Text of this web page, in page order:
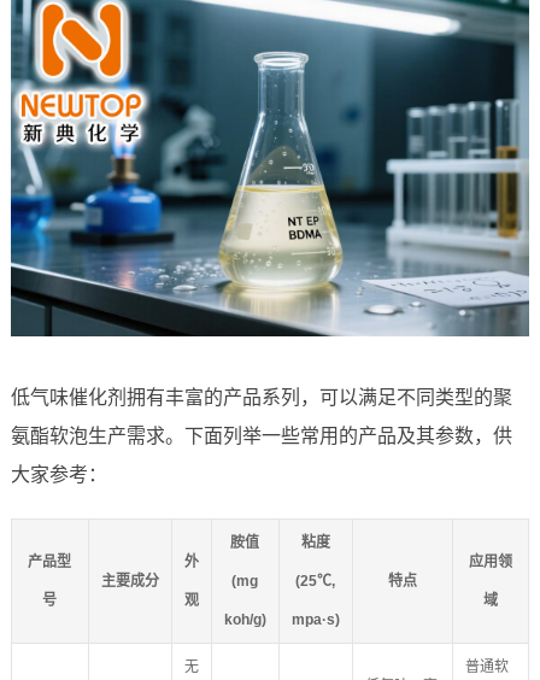
低气味催化剂拥有丰富的产品系列，可以满足不同类型的聚
氨酯软泡生产需求。下面列举一些常用的产品及其参数，供
大家参考：
产品型
号
主要成分
外
观
胺值
(mg
koh/g)
粘度
(25℃,
mpa·s)
特点
应用领
域
无 普通软